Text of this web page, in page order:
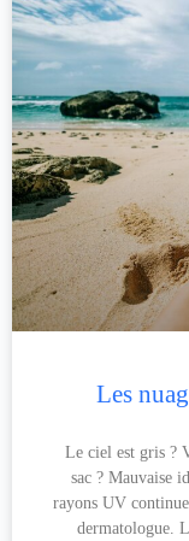
Les
Le ciel est gris ?
sac ? Mauvaise
rayons UV
dermatologue.